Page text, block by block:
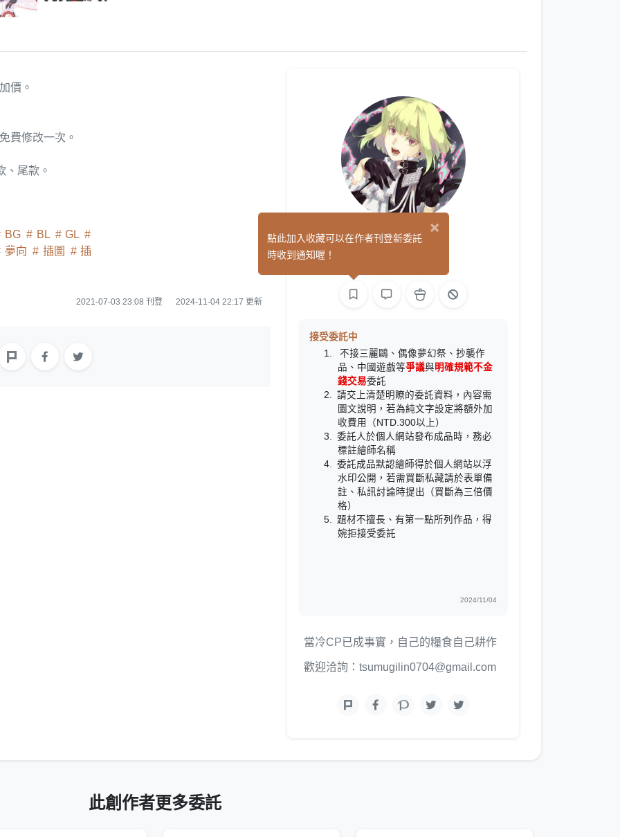
價。
費修改一次。
、尾款。
BG BL
GL
夢向
插圖 插
2021-07-03 23:08 刊登 2024-11-04 22:17 更新
月季 (0)
接受委託中
不接三麗鷗、偶像夢幻祭、抄襲作
品、中國遊戲等爭議與明確規範不金
錢交易委託
請交上清楚明瞭的委託資料，內容需
圖文說明，若為純文字設定將額外加
收費用（NTD.300以上）
委託人於個人網站發布成品時，務必
標註繪師名稱
委託成品默認繪師得於個人網站以浮
水印公開，若需買斷私藏請於表單備
註、私訊討論時提出（買斷為三倍價
格）
題材不擅長、有第一點所列作品，得
婉拒接受委託
2024/11/04
當冷CP已成事實，自己的糧食自己耕作
歡迎洽詢：tsumugilin0704@gmail.com
此創作者更多委託
×
點此加入收藏可以在作者刊登新委託
時收到通知喔！